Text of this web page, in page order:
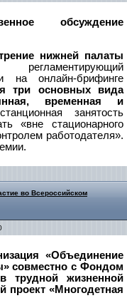
обсуждение
нижней палаты
на онлайн-брифинге
три основных вида
временная и
занятость
«вне стационарного
работодателя».
во Всероссийском
«Объединение
совместно с Фондом
трудной жизненной
проект «Многодетная